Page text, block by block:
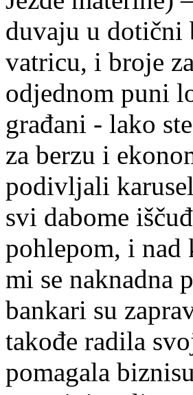
duvaju u dotični
vatricu, i broje
odjednom puni
građani - lako
za berzu i
podivljali
svi dabome
pohlepom, i
mi se naknadna
bankari su
takođe radila
pomagala